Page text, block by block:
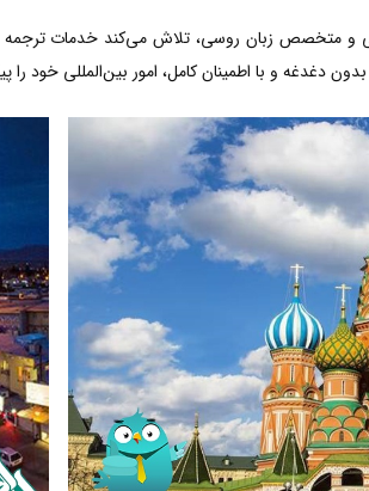
و متخصص زبان روسی، تلاش می‌کند خدمات
دغدغه و با اطمینان کامل، امور بین‌المللی خود را